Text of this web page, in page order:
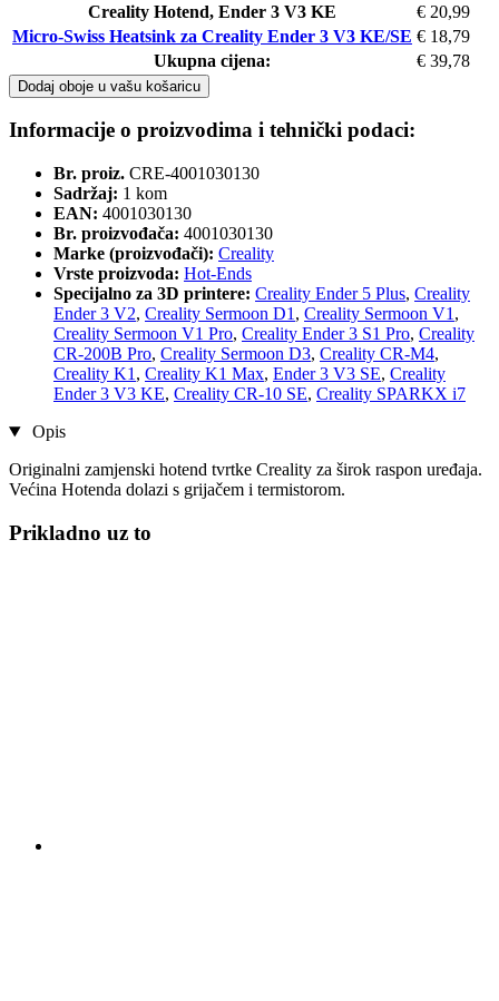
Creality Hotend, Ender 3 V3 KE
€ 20,99
Micro-Swiss Heatsink za Creality Ender 3 V3 KE/SE € 18,79
Ukupna cijena:
€ 39,78
Dodaj oboje u vašu košaricu
Informacije o proizvodima i tehnički podaci:
Br. proiz. CRE-4001030130
Sadržaj: 1 kom
EAN: 4001030130
Br. proizvođača: 4001030130
Marke (proizvođači): Creality
Vrste proizvoda: Hot-Ends
Specijalno za 3D printere: Creality Ender 5 Plus, Creality
Ender 3 V2, Creality Sermoon D1 , Creality Sermoon V1 ,
Creality Sermoon V1 Pro, Creality Ender 3 S1 Pro, Creality
CR-200B Pro, Creality Sermoon D3, Creality CR-M4,
Creality K1 , Creality K1 Max, Ender 3 V3 SE, Creality
Ender 3 V3 KE, Creality CR-10 SE, Creality SPARKX i7
Opis
Originalni zamjenski hotend tvrtke Creality za širok raspon uređaja.
Većina Hotenda dolazi s grijačem i termistorom.
Prikladno uz to